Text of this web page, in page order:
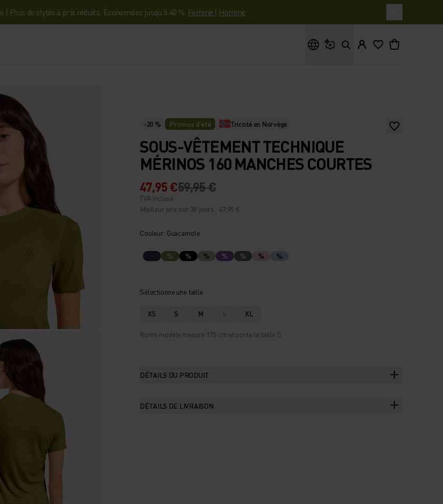
| Plus de styles à prix réduits. Économisez jusqu'à 40 %. Femme | Homme
-20 % Promos d’été Tricoté en Norvège
SOUS-VÊTEMENT TECHNIQUE
MÉRINOS 160 MANCHES COURTES
47,95 €59,95 €
TVA incluse
Meilleur prix sur 30 jours : 47,95 €
Couleur: Guacamole
% % % % % % %
Sélectionne une taille
XS S M L XL
Notre modèle mesure 175 cm et porte la taille S.
DÉTAILS DU PRODUIT
DÉTAILS DE LIVRAISON